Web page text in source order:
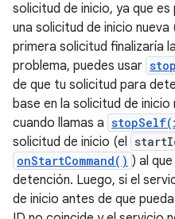
solicitud de inicio, ya que
una solicitud de inicio
primera solicitud finalizaría
problema, puedes usar
de que tu solicitud para
base en la solicitud de
cuando llamas a
solicitud de inicio (el
onStartCommand() ) al
detención. Luego, si el
de inicio antes de que